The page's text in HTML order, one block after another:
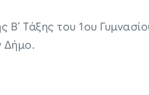
Β’ Τάξης του 1ου
Δήμο.